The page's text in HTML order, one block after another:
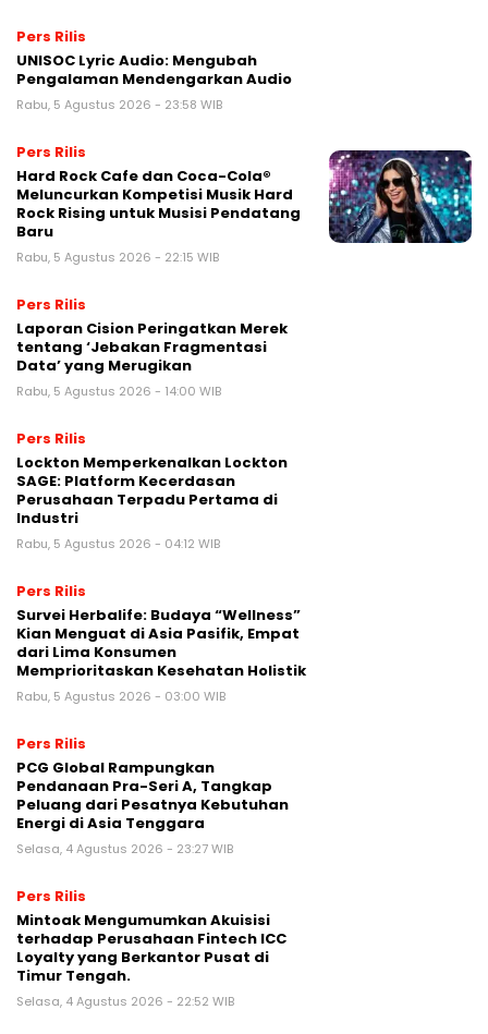
Pers Rilis
UNISOC Lyric Audio: Mengubah
Pengalaman Mendengarkan Audio
Rabu, 5 Agustus 2026 - 23:58 WIB
Pers Rilis
Hard Rock Cafe dan Coca-Cola®
Meluncurkan Kompetisi Musik Hard
Rock Rising untuk Musisi Pendatang
Baru
Rabu, 5 Agustus 2026 - 22:15 WIB
Pers Rilis
Laporan Cision Peringatkan Merek
tentang ‘Jebakan Fragmentasi
Data’ yang Merugikan
Rabu, 5 Agustus 2026 - 14:00 WIB
Pers Rilis
Lockton Memperkenalkan Lockton
SAGE: Platform Kecerdasan
Perusahaan Terpadu Pertama di
Industri
Rabu, 5 Agustus 2026 - 04:12 WIB
Pers Rilis
Survei Herbalife: Budaya “Wellness”
Kian Menguat di Asia Pasifik, Empat
dari Lima Konsumen
Memprioritaskan Kesehatan Holistik
Rabu, 5 Agustus 2026 - 03:00 WIB
Pers Rilis
PCG Global Rampungkan
Pendanaan Pra-Seri A, Tangkap
Peluang dari Pesatnya Kebutuhan
Energi di Asia Tenggara
Selasa, 4 Agustus 2026 - 23:27 WIB
Pers Rilis
Mintoak Mengumumkan Akuisisi
terhadap Perusahaan Fintech ICC
Loyalty yang Berkantor Pusat di
Timur Tengah.
Selasa, 4 Agustus 2026 - 22:52 WIB